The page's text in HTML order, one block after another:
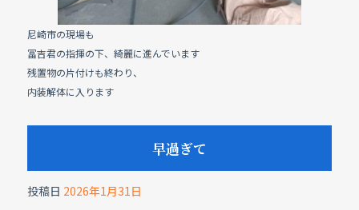
尼崎市の現場も
冨吉君の指揮の下、綺麗に進んでいます
残置物の片付けも終わり、
内装解体に入ります
早過ぎて
投稿日 2026年1月31日